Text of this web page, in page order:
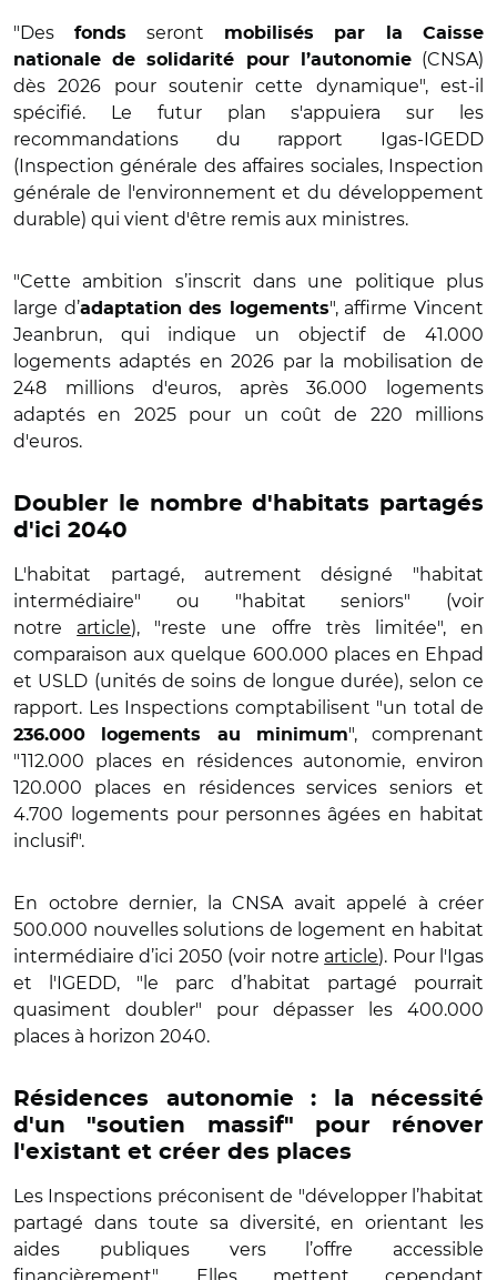
"Des fonds seront
mobilisés par la Caisse
nationale de solidarité pour l’autonomie(CNSA)
dès 2026 pour soutenir cette dynamique", est-il
spécifié. Le futur plan s'appuiera sur les
recommandations du rapport Igas-IGEDD
(Inspection générale des affaires sociales, Inspection
générale de l'environnement et du développement
durable) qui vient d'être remis aux ministres.
"Cette ambition s’inscrit dans une politique plus
large d’adaptation des logements", affirme Vincent
Jeanbrun, qui indique un objectif de 41.000
logements adaptés en 2026 par la mobilisation de
248 millions d'euros, après 36.000 logements
adaptés en 2025 pour un coût de 220 millions
d'euros.
Doubler le nombre d'habitats partagés
d'ici 2040
L'habitat partagé, autrement désigné "habitat
intermédiaire" ou "habitat seniors" (voir
notre article), "reste une offre très limitée", en
comparaison aux quelque 600.000 places en Ehpad
et USLD (unités de soins de longue durée), selon ce
rapport. Les Inspections comptabilisent "un total de
236.000 logements au minimum", comprenant
"112.000 places en résidences autonomie, environ
120.000 places en résidences services seniors et
4.700 logements pour personnes âgées en habitat
inclusif".
En octobre dernier, la CNSA avait appelé à créer
500.000 nouvelles solutions de logement en habitat
intermédiaire d’ici 2050 (voir notre article). Pour l'Igas
et l'IGEDD, "le parc d’habitat partagé pourrait
quasiment doubler" pour dépasser les 400.000
places à horizon 2040.
Résidences autonomie : la nécessité
d'un "soutien massif" pour rénover
l'existant et créer des places
Les Inspections préconisent de "développer l’habitat
partagé dans toute sa diversité, en orientant les
aides publiques vers l’offre accessible
financièrement". Elles mettent cependant